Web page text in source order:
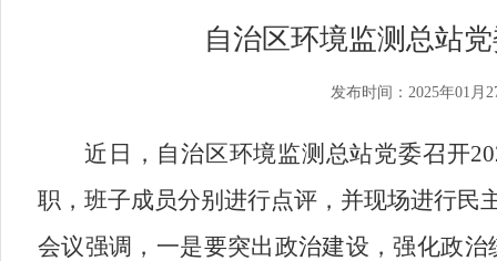
自治区环境监测总站
发布时间：2025年01月
近日，自治区环境监测总站党委召开
职，班子成员分别进行点评，并现场进行民
会议强调，一是要突出政治建设，强化政